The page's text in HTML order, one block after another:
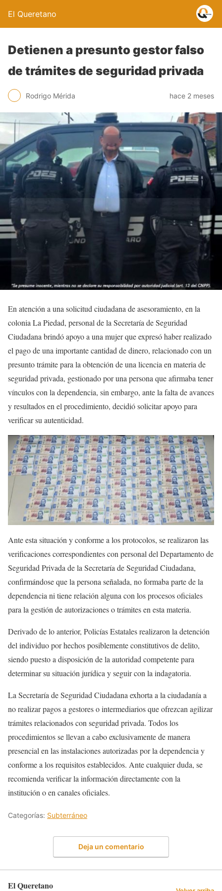
El Queretano
Detienen a presunto gestor falso
de trámites de seguridad privada
Rodrigo Mérida hace 2 meses
En atención a una solicitud ciudadana de asesoramiento, en la
colonia La Piedad, personal de la Secretaría de Seguridad
Ciudadana brindó apoyo a una mujer que expresó haber realizado
el pago de una importante cantidad de dinero, relacionado con un
presunto trámite para la obtención de una licencia en materia de
seguridad privada, gestionado por una persona que afirmaba tener
vínculos con la dependencia, sin embargo, ante la falta de avances
y resultados en el procedimiento, decidió solicitar apoyo para
verificar su autenticidad.
Ante esta situación y conforme a los protocolos, se realizaron las
verificaciones correspondientes con personal del Departamento de
Seguridad Privada de la Secretaría de Seguridad Ciudadana,
confirmándose que la persona señalada, no formaba parte de la
dependencia ni tiene relación alguna con los procesos oficiales
para la gestión de autorizaciones o trámites en esta materia.
Derivado de lo anterior, Policías Estatales realizaron la detención
del individuo por hechos posiblemente constitutivos de delito,
siendo puesto a disposición de la autoridad competente para
determinar su situación jurídica y seguir con la indagatoria.
La Secretaría de Seguridad Ciudadana exhorta a la ciudadanía a
no realizar pagos a gestores o intermediarios que ofrezcan agilizar
trámites relacionados con seguridad privada. Todos los
procedimientos se llevan a cabo exclusivamente de manera
presencial en las instalaciones autorizadas por la dependencia y
conforme a los requisitos establecidos. Ante cualquier duda, se
recomienda verificar la información directamente con la
institución o en canales oficiales.
Categorías: Subterráneo
Deja un comentario
El Queretano